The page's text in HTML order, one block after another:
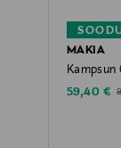
MAKIA
Kampsun
59,40 €